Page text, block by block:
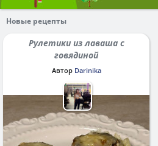
Новые рецепты
Рулетики из лаваша с
говядиной
Автор Darinika